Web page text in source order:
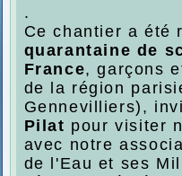
.
Ce chantier a été
quarantaine de
France, garçons
de la région
Gennevilliers),
Pilat pour visiter
avec notre
de l'Eau et ses